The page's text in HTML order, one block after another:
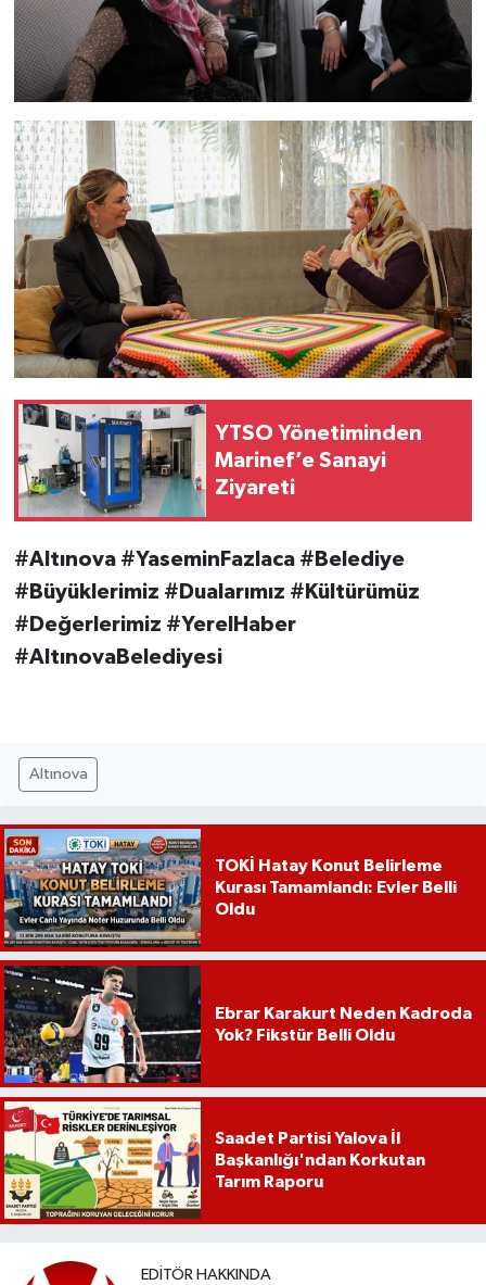
YTSO Yönetiminden
Marinef’e Sanayi
Ziyareti
#Altınova #YaseminFazlaca #Belediye
#Büyüklerimiz #Dualarımız #Kültürümüz
#Değerlerimiz #YerelHaber
#AltınovaBelediyesi
Altınova
TOKİ Hatay Konut Belirleme
Kurası Tamamlandı: Evler Belli
Oldu
Ebrar Karakurt Neden Kadroda
Yok? Fikstür Belli Oldu
Saadet Partisi Yalova İl
Başkanlığı'ndan Korkutan
Tarım Raporu
EDITÖR HAKKINDA